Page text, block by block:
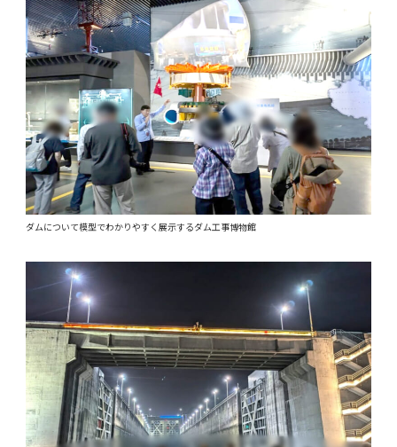
ダムについて模型でわかりやすく展示するダム工事博物館